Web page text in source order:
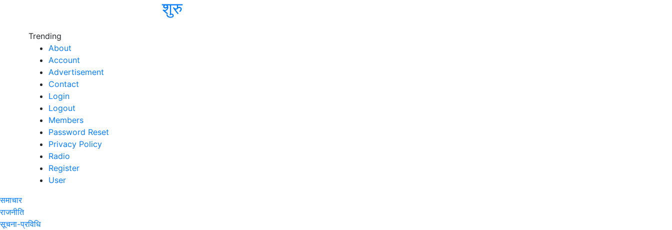
शुरु
Trending
About
Account
Advertisement
Contact
Login
Logout
Members
Password Reset
Privacy Policy
Radio
Register
User
समाचार
राजनीति
सूचना-प्रविधि